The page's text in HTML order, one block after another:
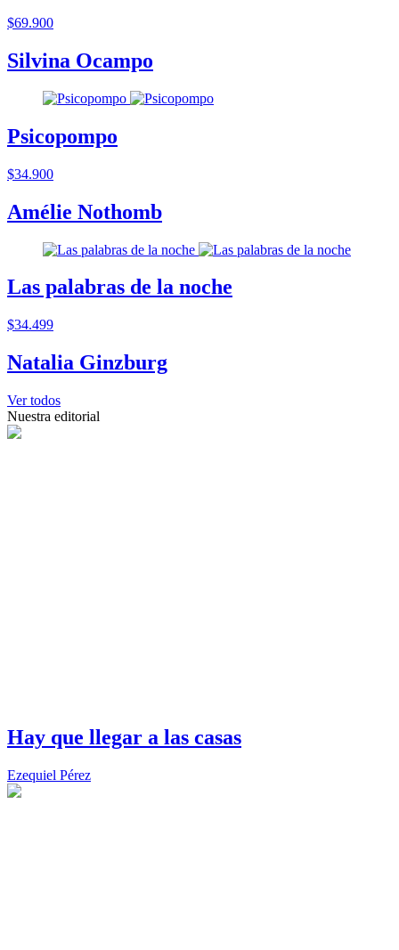
$69.900
Silvina Ocampo
Psicopompo
$34.900
Amélie Nothomb
Las palabras de la noche
$34.499
Natalia Ginzburg
Ver todos
Nuestra editorial
Hay que llegar a las casas
Ezequiel Pérez